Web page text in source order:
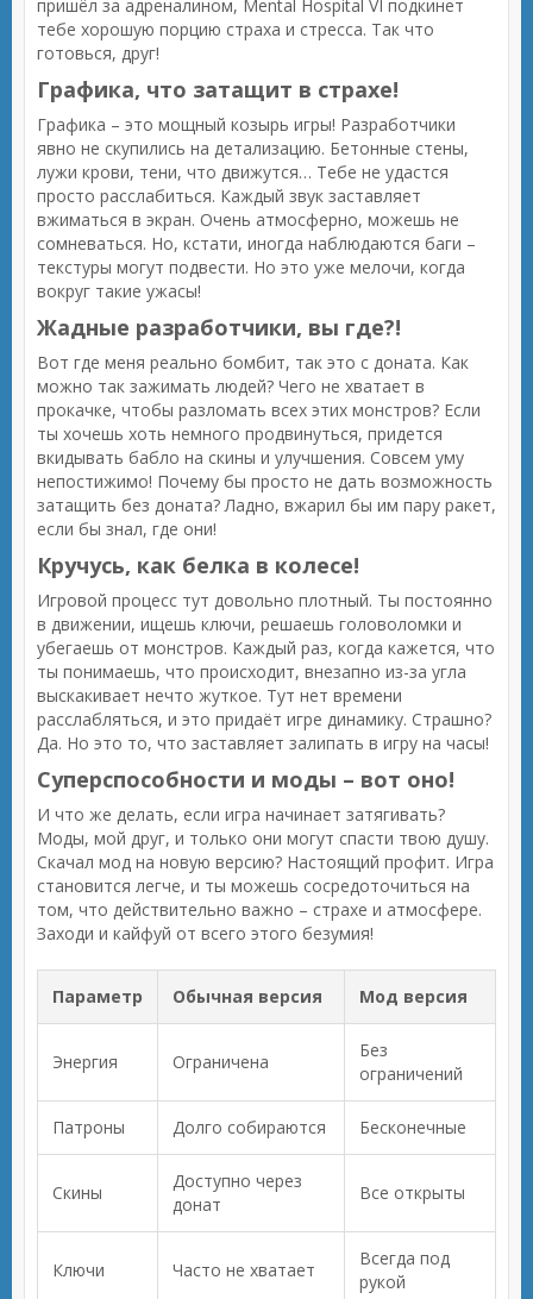
пришёл за адреналином, Mental Hospital VI подкинет
тебе хорошую порцию страха и стресса. Так что
готовься, друг!
Графика, что затащит в страхе!
Графика – это мощный козырь игры! Разработчики
явно не скупились на детализацию. Бетонные стены,
лужи крови, тени, что движутся… Тебе не удастся
просто расслабиться. Каждый звук заставляет
вжиматься в экран. Очень атмосферно, можешь не
сомневаться. Но, кстати, иногда наблюдаются баги –
текстуры могут подвести. Но это уже мелочи, когда
вокруг такие ужасы!
Жадные разработчики, вы где?!
Вот где меня реально бомбит, так это с доната. Как
можно так зажимать людей? Чего не хватает в
прокачке, чтобы разломать всех этих монстров? Если
ты хочешь хоть немного продвинуться, придется
вкидывать бабло на скины и улучшения. Совсем уму
непостижимо! Почему бы просто не дать возможность
затащить без доната? Ладно, вжарил бы им пару ракет,
если бы знал, где они!
Кручусь, как белка в колесе!
Игровой процесс тут довольно плотный. Ты постоянно
в движении, ищешь ключи, решаешь головоломки и
убегаешь от монстров. Каждый раз, когда кажется, что
ты понимаешь, что происходит, внезапно из-за угла
выскакивает нечто жуткое. Тут нет времени
расслабляться, и это придаёт игре динамику. Страшно?
Да. Но это то, что заставляет залипать в игру на часы!
Суперспособности и моды – вот оно!
И что же делать, если игра начинает затягивать?
Моды, мой друг, и только они могут спасти твою душу.
Скачал мод на новую версию? Настоящий профит. Игра
становится легче, и ты можешь сосредоточиться на
том, что действительно важно – страхе и атмосфере.
Заходи и кайфуй от всего этого безумия!
Параметр Обычная версия Мод версия
Энергия Ограничена
Без
ограничений
Патроны Долго собираются Бесконечные
Скины
Доступно через
донат
Все открыты
Ключи Часто не хватает
Всегда под
рукой